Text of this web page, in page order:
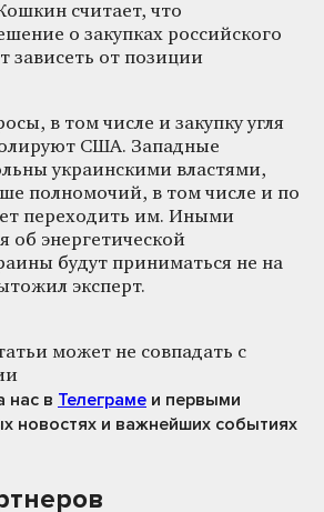
считает, что
о закупках российского
зависеть от позиции
в том числе и закупку угля
США. Западные
украинскими властями,
полномочий, в том числе и по
переходить им. Иными
об энергетической
будут приниматься не на
эксперт.
может не совпадать с
нас в Телеграме и первыми
новостях и важнейших событиях